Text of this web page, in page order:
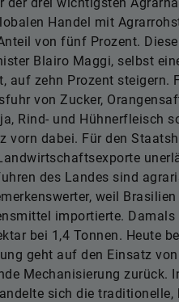
Handel mit
von fünf Prozent.
Blairo Maggi, selbst
auf zehn Prozent steigern.
von Zucker,
Rind- und Hühnerfleisch
vorn dabei. Für den
des Landes sind
weil
importierte. Damals
bei 1,4 Tonnen. Heute
geht auf den Einsatz
Mechanisierung zurück.
sich die traditionelle,